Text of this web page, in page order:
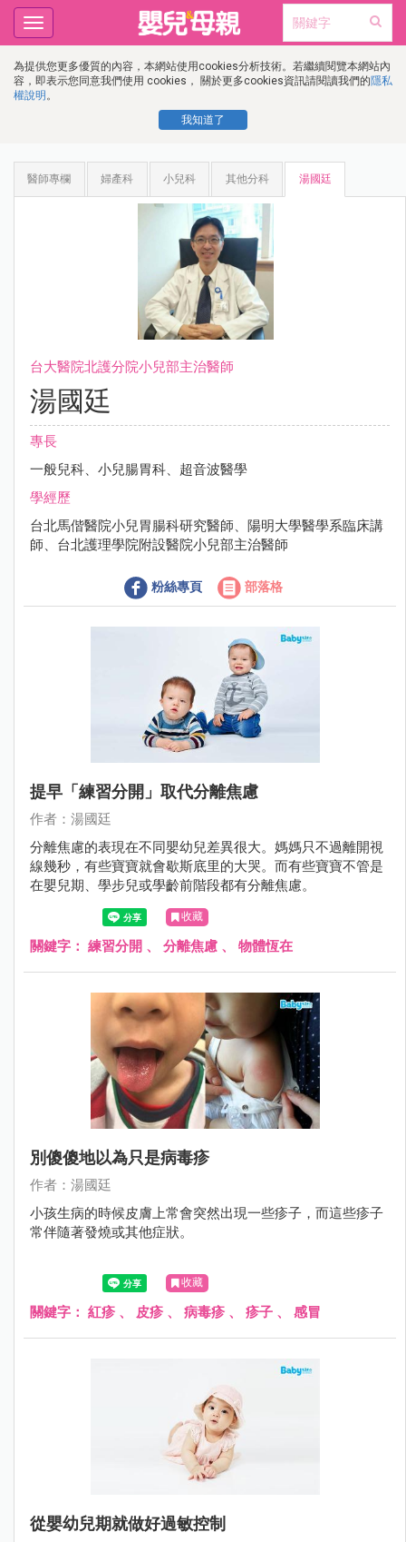
為提供您更多優質的內容，本網站使用cookies分析技術。若繼續閱覽本網站內
容，即表示您同意我們使用 cookies， 關於更多cookies資訊請閱讀我們的隱私
權說明 。
我知道了
Toggle
navigation
醫師專欄 婦產科 小兒科 其他分科 湯國廷
台大醫院北護分院小兒部主治醫師
湯國廷
專長
一般兒科、小兒腸胃科、超音波醫學
學經歷
台北馬偕醫院小兒胃腸科研究醫師、陽明大學醫學系臨床講
師、台北護理學院附設醫院小兒部主治醫師
粉絲專頁 部落格
提早「練習分開」取代分離焦慮
作者：湯國廷
分離焦慮的表現在不同嬰幼兒差異很大。媽媽只不過離開視
線幾秒，有些寶寶就會歇斯底里的大哭。而有些寶寶不管是
在嬰兒期、學步兒或學齡前階段都有分離焦慮。
收藏
關鍵字： 練習分開 、 分離焦慮 、 物體恆在
別傻傻地以為只是病毒疹
作者：湯國廷
小孩生病的時候皮膚上常會突然出現一些疹子，而這些疹子
常伴隨著發燒或其他症狀。
收藏
關鍵字： 紅疹 、 皮疹 、 病毒疹 、 疹子 、 感冒
從嬰幼兒期就做好過敏控制